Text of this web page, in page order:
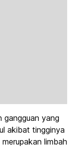
gangguan yang
akibat tingginya
limbah